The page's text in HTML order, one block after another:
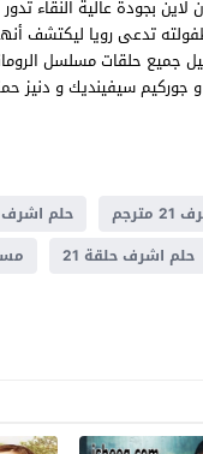
تدعى رويا ليكتشف
حلم اشرف
حلم اشرف حلقة 21